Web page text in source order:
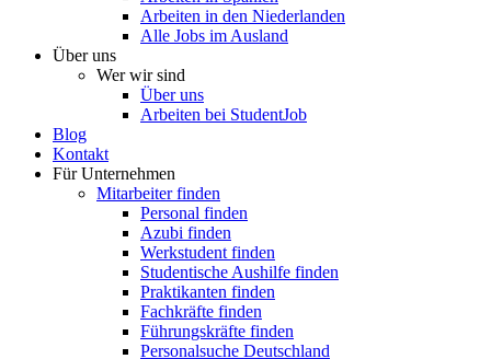
Arbeiten in den Niederlanden
Alle Jobs im Ausland
Über uns
Wer wir sind
Über uns
Arbeiten bei StudentJob
Blog
Kontakt
Für Unternehmen
Mitarbeiter finden
Personal finden
Azubi finden
Werkstudent finden
Studentische Aushilfe finden
Praktikanten finden
Fachkräfte finden
Führungskräfte finden
Personalsuche Deutschland